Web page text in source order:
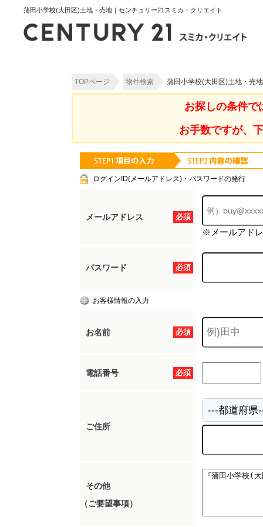
蒲田小学校(大田区)土地・売地｜センチュリー21スミカ・クリエイト
TOPページ 物件検索 蒲田小学校(大田区)土地・売
お探しの条件で
お手数ですが、
ログインID(メールアドレス)・パスワードの発行
必須
メールアドレス
※メールアド
必須
パスワード
お客様情報の入力
必須
お名前
必須
電話番号
ご住所
その他
（ご要望事項）